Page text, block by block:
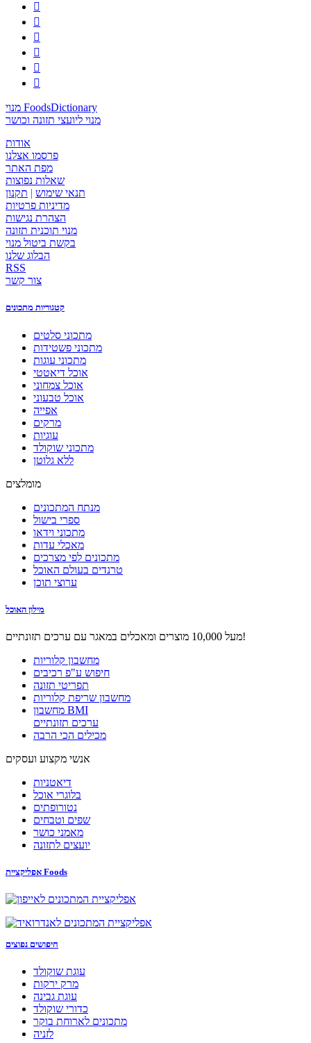






מנוי FoodsDictionary
מנוי ליועצי תזונה וכושר
אודות
פרסמו אצלנו
מפת האתר
שאלות נפוצות
תנאי שימוש | תקנון
מדיניות פרטיות
הצהרת נגישות
מנוי תוכנית תזונה
בקשת ביטול מנוי
הבלוג שלנו
RSS
צור קשר
קטגוריות מתכונים
מתכוני סלטים
מתכוני פשטידות
מתכוני עוגות
אוכל דיאטטי
אוכל צמחוני
אוכל טבעוני
אפייה
מרקים
עוגיות
מתכוני שוקולד
ללא גלוטן
מומלצים
מנתח המתכונים
ספרי בישול
מתכוני וידאו
מאכלי עדות
מתכונים לפי מצרכים
טרנדים בעולם האוכל
ערוצי תוכן
מילון האוכל
מעל 10,000 מוצרים ומאכלים במאגר עם ערכים תזונתיים!
מחשבון קלוריות
חיפוש ע"פ רכיבים
תפריטי תזונה
מחשבון שריפת קלוריות
מחשבון BMI
ערכים תזונתיים
מכילים הכי הרבה
אנשי מקצוע ועסקים
דיאטניות
בלוגרי אוכל
נטורופתים
שפים וטבחים
מאמני כושר
יועצים לתזונה
אפליקציית Foods
חיפושים נפוצים
עוגת שוקולד
מרק ירקות
עוגת גבינה
כדורי שוקולד
מתכונים לארוחת בוקר
לזניה